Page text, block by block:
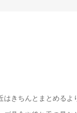
はきちんとまとめるよ